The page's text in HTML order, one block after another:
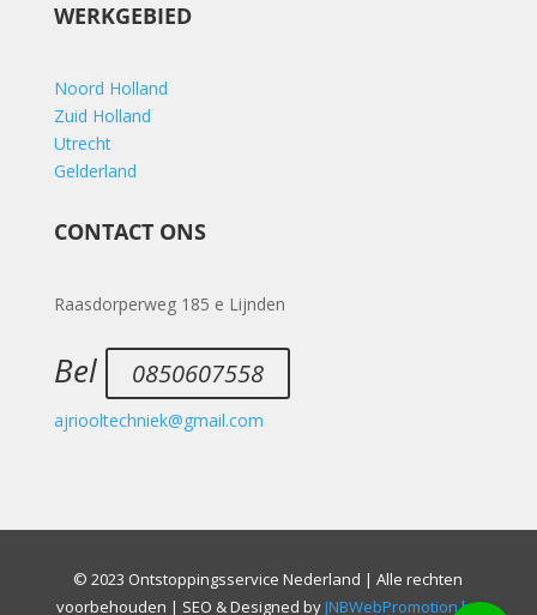
WERKGEBIED
Noord Holland
Zuid Holland
Utrecht
Gelderland
CONTACT ONS
Raasdorperweg 185 e Lijnden
Bel 0850607558
ajriooltechniek@gmail.com
© 2023 Ontstoppingsservice Nederland | Alle rechten
voorbehouden | SEO & Designed byJNBWebPromotion.be